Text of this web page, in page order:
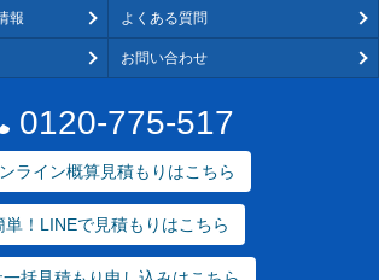
報 よくある質問
お問い合わせ
0120-775-517
ライン概算見積もりはこちら
単！LINEで見積もりはこちら